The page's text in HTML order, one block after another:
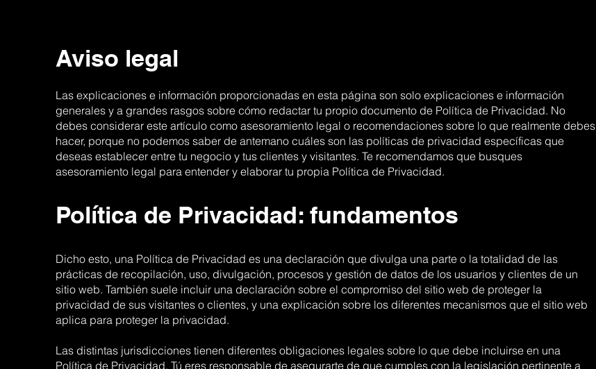
Aviso legal
Las explicaciones e información proporcionadas en esta página son solo explicaciones e información
generales y a grandes rasgos sobre cómo redactar tu propio documento de Política de Privacidad. No
debes considerar este artículo como asesoramiento legal o recomendaciones sobre lo que realmente debes
hacer, porque no podemos saber de antemano cuáles son las políticas de privacidad específicas que
deseas establecer entre tu negocio y tus clientes y visitantes. Te recomendamos que busques
asesoramiento legal para entender y elaborar tu propia Política de Privacidad.
Política de Privacidad: fundamentos
Dicho esto, una Política de Privacidad es una declaración que divulga una parte o la totalidad de las
prácticas de recopilación, uso, divulgación, procesos y gestión de datos de los usuarios y clientes de un
sitio web. También suele incluir una declaración sobre el compromiso del sitio web de proteger la
privacidad de sus visitantes o clientes, y una explicación sobre los diferentes mecanismos que el sitio web
aplica para proteger la privacidad.
Las distintas jurisdicciones tienen diferentes obligaciones legales sobre lo que debe incluirse en una
Política de Privacidad. Tú eres responsable de asegurarte de que cumples con la legislación pertinente a